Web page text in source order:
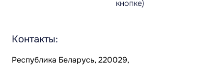
кнопке)
Контакты:
Республика Беларусь, 220029,